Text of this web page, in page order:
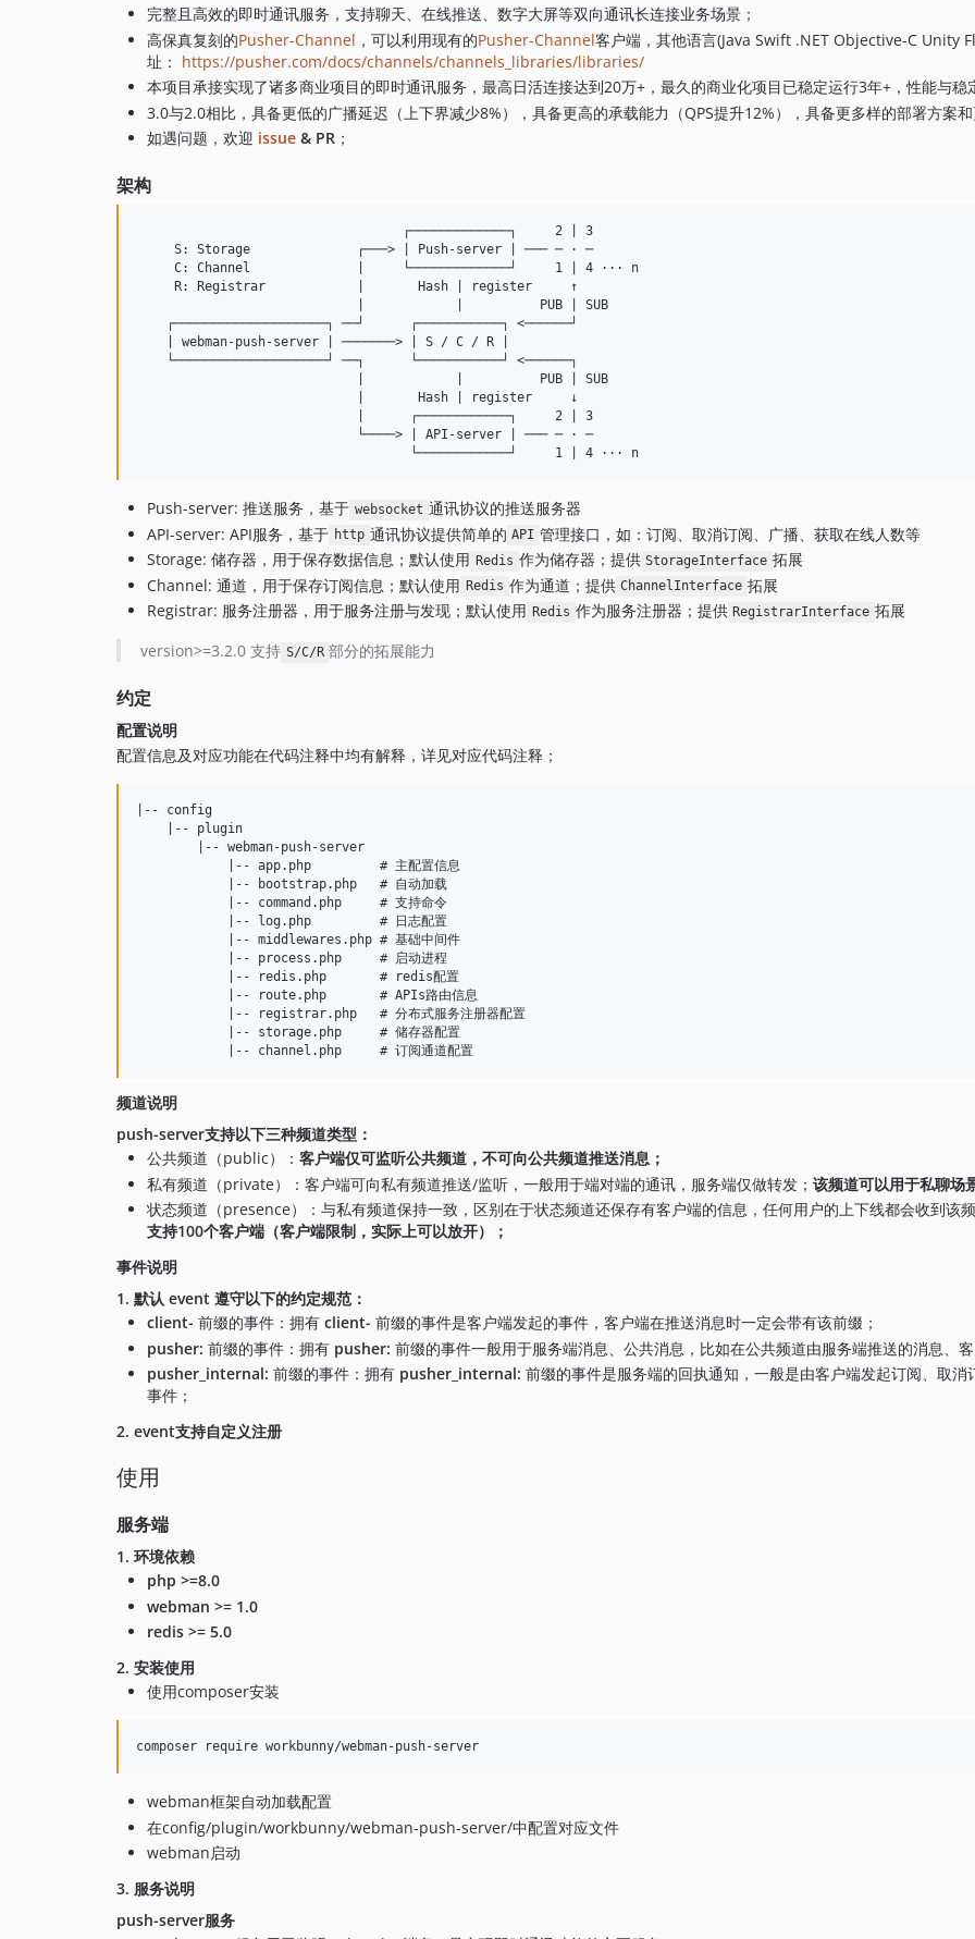
完整且高效的即时通讯服务，支持聊天、在线推送、数字大屏等双向通讯长连接业务场景；
高保真复刻的Pusher-Channel ，可以利用现有的Pusher-Channel客户端，其他语言(Java Swift .NET Objective-C Unity
址： https://pusher.com/docs/channels/channels_libraries/libraries/
本项目承接实现了诸多商业项目的即时通讯服务，最高日活连接达到20万+，最久的商业化项目已稳定运行3年+，性能与稳
3.0与2.0相比，具备更低的广播延迟（上下界减少8%），具备更高的承载能力（QPS提升12%），具备更多样的部署方案和
如遇问题，欢迎 issue & PR ；
架构
                                   ┌─────────────┐     2 | 3
     S: Storage              ┌───> | Push-server | ─── ─ · ─
     C: Channel              |     └─────────────┘     1 | 4 ··· n
     R: Registrar            |       Hash | register     ↑
                             |            |          PUB | SUB
    ┌────────────────────┐ ──┘      ┌───────────┐ <──────┘
    | webman-push-server | ───────> | S / C / R |
    └────────────────────┘ ──┐      └───────────┘ <──────┐
                             |            |          PUB | SUB
                             |       Hash | register     ↓
                             |      ┌────────────┐     2 | 3
                             └────> | API-server | ─── ─ · ─
Push-server: 推送服务，基于 websocket 通讯协议的推送服务器
API-server: API服务，基于 http 通讯协议提供简单的 API 管理接口，如：订阅、取消订阅、广播、获取在线人数等
Storage: 储存器，用于保存数据信息；默认使用 Redis 作为储存器；提供 StorageInterface 拓展
Channel: 通道，用于保存订阅信息；默认使用 Redis 作为通道；提供 ChannelInterface 拓展
Registrar: 服务注册器，用于服务注册与发现；默认使用 Redis 作为服务注册器；提供 RegistrarInterface 拓展
version>=3.2.0 支持 S/C/R 部分的拓展能力
约定
配置说明
配置信息及对应功能在代码注释中均有解释，详见对应代码注释；
|-- config
    |-- plugin
        |-- webman-push-server
            |-- app.php         # 主配置信息
            |-- bootstrap.php   # 自动加载
            |-- command.php     # 支持命令
            |-- log.php         # 日志配置
            |-- middlewares.php # 基础中间件
            |-- process.php     # 启动进程
            |-- redis.php       # redis配置
            |-- route.php       # APIs路由信息
            |-- registrar.php   # 分布式服务注册器配置
            |-- storage.php     # 储存器配置
频道说明
push-server支持以下三种频道类型：
公共频道（public）： 客户端仅可监听公共频道，不可向公共频道推送消息；
私有频道（private）：客户端可向私有频道推送/监听，一般用于端对端的通讯，服务端仅做转发； 该频道可以用于私聊场
状态频道（presence）：与私有频道保持一致，区别在于状态频道还保存有客户端的信息，任何用户的上下线都会收到
支持100个客户端（客户端限制，实际上可以放开）；
事件说明
1. 默认 event 遵守以下的约定规范：
client- 前缀的事件：拥有 client- 前缀的事件是客户端发起的事件，客户端在推送消息时一定会带有该前缀；
pusher: 前缀的事件：拥有 pusher: 前缀的事件一般用于服务端消息、公共消息，比如在公共频道由服务端推送的消息、
pusher_internal: 前缀的事件：拥有 pusher_internal: 前缀的事件是服务端的回执通知，一般是由客户端发起订阅、取
事件；
2. event支持自定义注册
使用
服务端
1. 环境依赖
php >=8.0
webman >= 1.0
redis >= 5.0
2. 安装使用
使用composer安装
webman框架自动加载配置
在config/plugin/workbunny/webman-push-server/中配置对应文件
webman启动
3. 服务说明
push-server服务